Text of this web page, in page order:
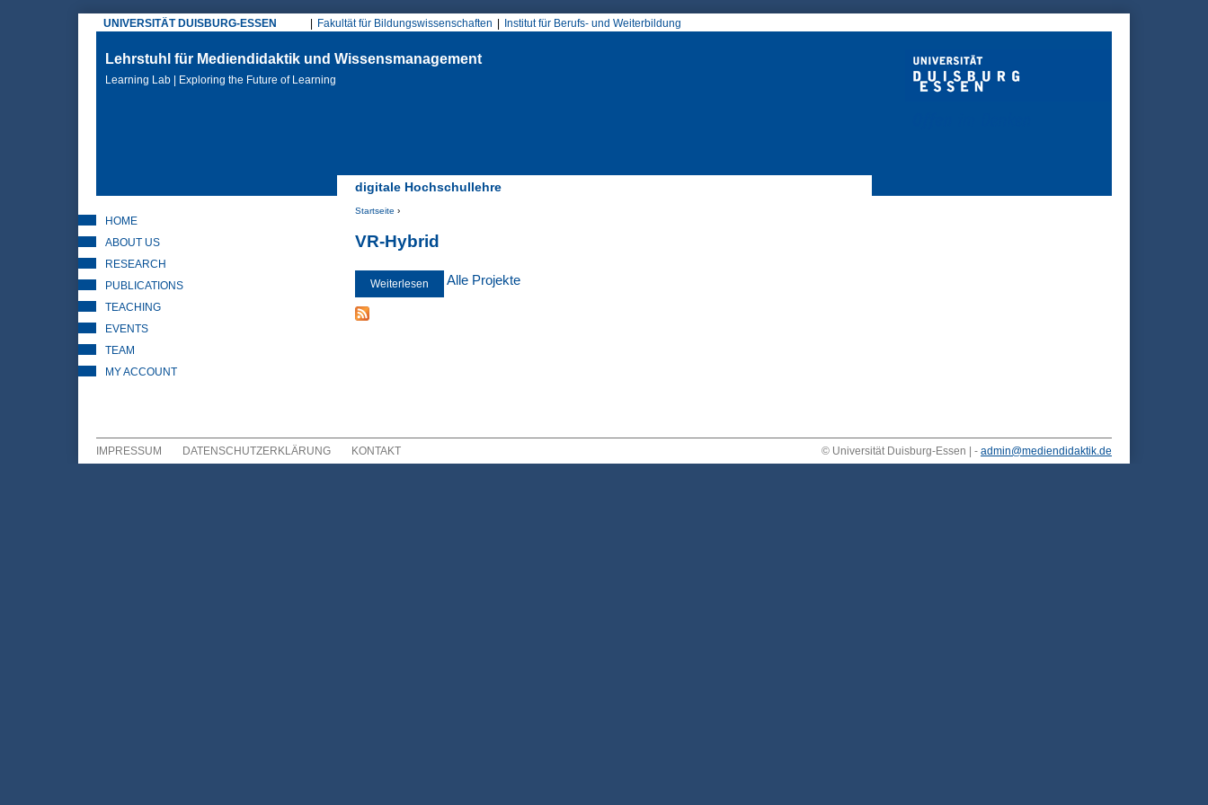
UNIVERSITÄT DUISBURG-ESSEN
Hauptmenü
Fakultät für Bildungswissenschaften Institut für Berufs- und Weiterbildung
Lehrstuhl für Mediendidaktik und Wissensmanagement
Learning Lab | Exploring the Future of Learning
digitale Hochschullehre
Sie sind hier
Startseite ›
VR-Hybrid
Weiterlesen über VR-Hybrid
Alle Projekte
HOME
ABOUT US
RESEARCH
PUBLICATIONS
TEACHING
EVENTS
TEAM
MY ACCOUNT
IMPRESSUM DATENSCHUTZERKLÄRUNG KONTAKT © Universität Duisburg-Essen | - admin@mediendidaktik.de